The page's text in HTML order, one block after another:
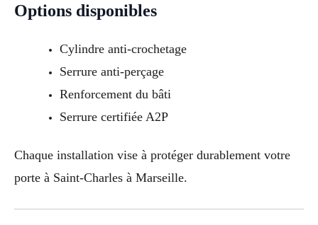
Options disponibles
Cylindre anti-crochetage
Serrure anti-perçage
Renforcement du bâti
Serrure certifiée A2P
Chaque installation vise à protéger durablement votre
porte à Saint-Charles à Marseille.